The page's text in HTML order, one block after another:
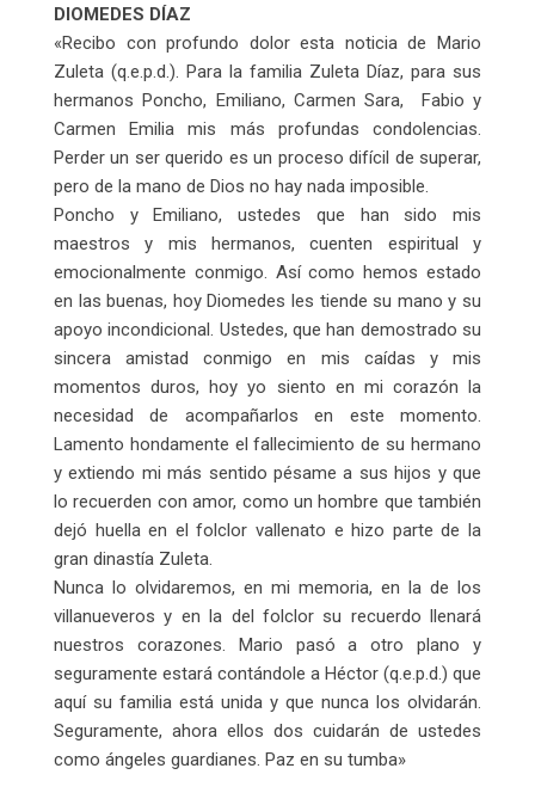
DIOMEDES DÍAZ
«Recibo con profundo dolor esta noticia de Mario
Zuleta (q.e.p.d.). Para la familia Zuleta Díaz, para sus
hermanos Poncho, Emiliano, Carmen Sara, Fabio y
Carmen Emilia mis más profundas condolencias.
Perder un ser querido es un proceso difícil de superar,
pero de la mano de Dios no hay nada imposible.
Poncho y Emiliano, ustedes que han sido mis
maestros y mis hermanos, cuenten espiritual y
emocionalmente conmigo. Así como hemos estado
en las buenas, hoy Diomedes les tiende su mano y su
apoyo incondicional. Ustedes, que han demostrado su
sincera amistad conmigo en mis caídas y mis
momentos duros, hoy yo siento en mi corazón la
necesidad de acompañarlos en este momento.
Lamento hondamente el fallecimiento de su hermano
y extiendo mi más sentido pésame a sus hijos y que
lo recuerden con amor, como un hombre que también
dejó huella en el folclor vallenato e hizo parte de la
gran dinastía Zuleta.
Nunca lo olvidaremos, en mi memoria, en la de los
villanueveros y en la del folclor su recuerdo llenará
nuestros corazones. Mario pasó a otro plano y
seguramente estará contándole a Héctor (q.e.p.d.) que
aquí su familia está unida y que nunca los olvidarán.
Seguramente, ahora ellos dos cuidarán de ustedes
como ángeles guardianes. Paz en su tumba»